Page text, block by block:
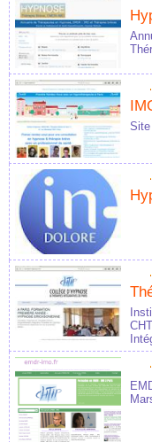
Site